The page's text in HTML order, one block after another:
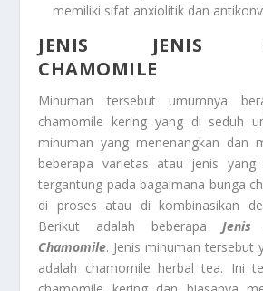
memiliki sifat anxiolitik dan
JENIS JENIS
CHAMOMILE
Minuman tersebut umumnya
chamomile kering yang di seduh
minuman yang menenangkan dan
beberapa varietas atau jenis
tergantung pada bagaimana bunga
di proses atau di kombinasikan
Berikut adalah beberapaJenis
Chamomile. Jenis minuman tersebut
adalah chamomile herbal tea. Ini